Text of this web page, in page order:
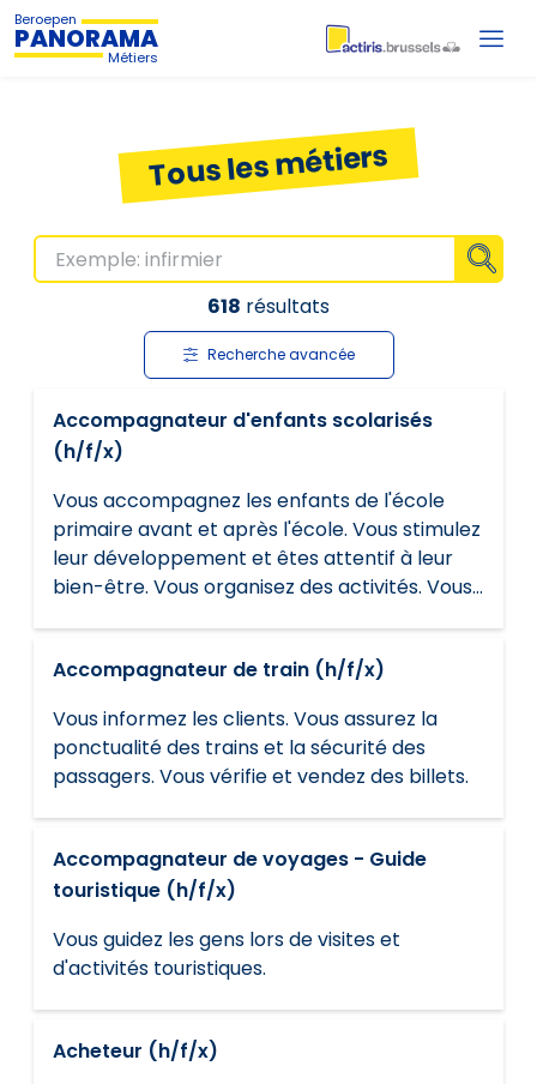
Beroepen
PANORAMA
Métiers
Tous les métiers
Recherche avancée
618 résultats
Accompagnateur d'enfants scolarisés
(h/f/x)
Vous accompagnez les enfants de l'école
primaire avant et après l'école. Vous stimulez
leur développement et êtes attentif à leur
bien-être. Vous organisez des activités. Vous
Accompagnateur de train (h/f/x)
Vous informez les clients. Vous assurez la
ponctualité des trains et la sécurité des
passagers. Vous vérifie et vendez des billets.
Accompagnateur de voyages - Guide
touristique (h/f/x)
Vous guidez les gens lors de visites et
d'activités touristiques.
Acheteur (h/f/x)